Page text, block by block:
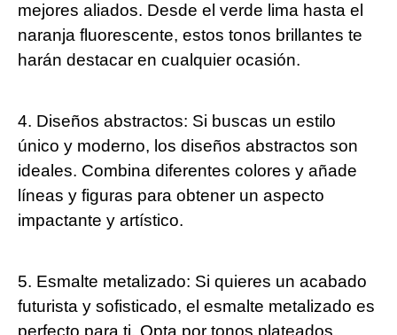
mejores aliados. Desde el verde lima hasta el
naranja fluorescente, estos tonos brillantes te
harán destacar en cualquier ocasión.
4. Diseños abstractos: Si buscas un estilo
único y moderno, los diseños abstractos son
ideales. Combina diferentes colores y añade
líneas y figuras para obtener un aspecto
impactante y artístico.
5. Esmalte metalizado: Si quieres un acabado
futurista y sofisticado, el esmalte metalizado es
perfecto para ti. Opta por tonos plateados,